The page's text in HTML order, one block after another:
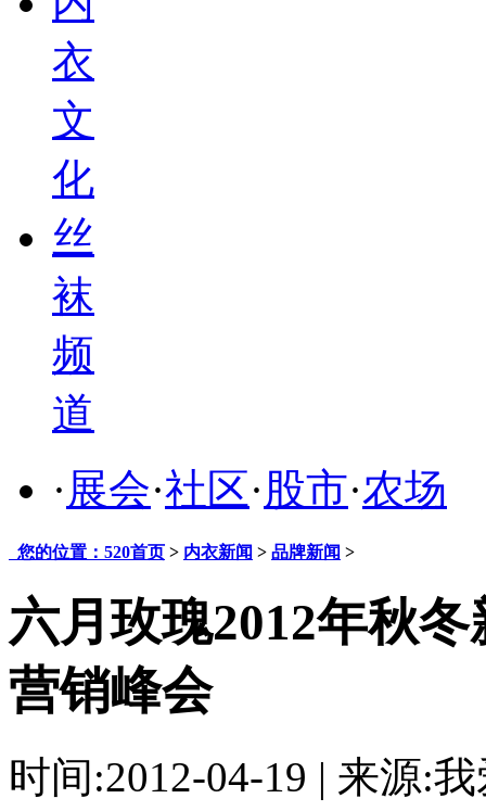
衣
文
化
丝
袜
频
道
·展会·社区·股市·农场
您的位置：520首页 > 内衣新闻 > 品牌新闻 >
六月玫瑰2012年秋
营销峰会
时间:2012-04-19 | 来源: